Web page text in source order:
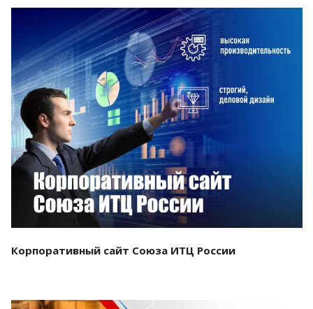
Смотреть проект
Корпоративный сайт Союза ИТЦ России